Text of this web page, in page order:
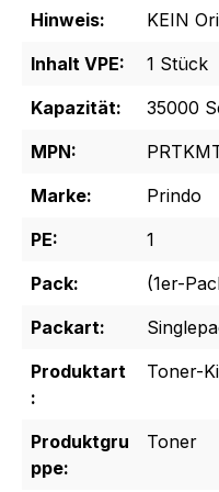
Hinweis:
KEIN
Inhalt VPE:
1 Stück
Kapazität:
35000
MPN:
Marke:
Prindo
PE:
1
Pack:
(1er-
Packart:
Produktart
:
Toner-
Produktgru
ppe:
Toner